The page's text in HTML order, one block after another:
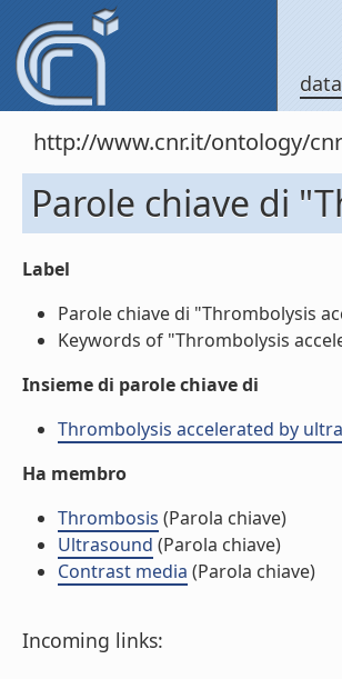
http://www.cnr.it/ontology/
Parole chiave di
Label
Parole chiave di "Thrombolysis
Keywords of "Thrombolysis
Insieme di parole chiave di
Thrombolysis accelerated by
Ha membro
Thrombosis (Parola chiave)
Ultrasound (Parola chiave)
Contrast media (Parola chiave)
Incoming links: